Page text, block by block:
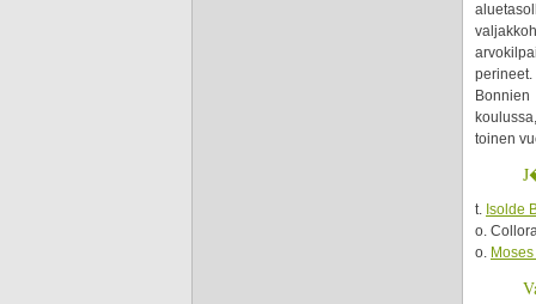
toinen
t. Isolde
o.
o.